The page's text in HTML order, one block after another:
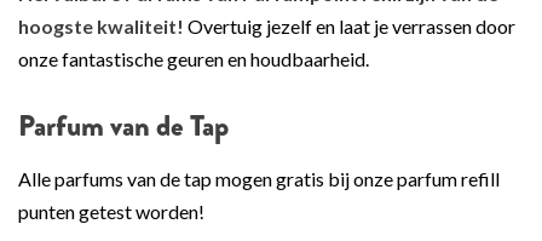
hoogste kwaliteit! Overtuig jezelf en laat je verrassen door
onze fantastische geuren en houdbaarheid.
Parfum van de Tap
Alle parfums van de tap mogen gratis bij onze parfum refill
punten getest worden!